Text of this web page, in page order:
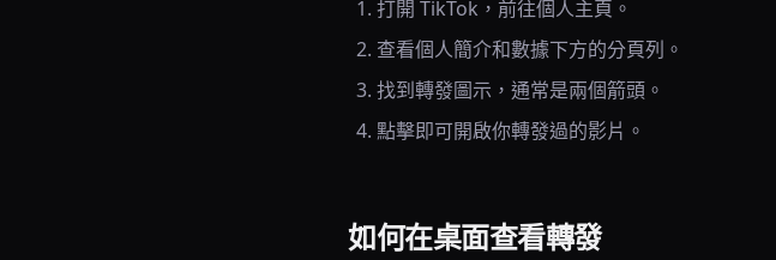
打開 TikTok，前往個人主頁。
查看個人簡介和數據下方的分頁列。
找到轉發圖示，通常是兩個箭頭。
點擊即可開啟你轉發過的影片。
如何在桌面查看轉發